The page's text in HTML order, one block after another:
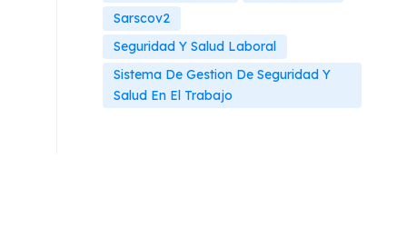
Sarscov2
Seguridad Y Salud Laboral
Sistema De Gestion De Seguridad Y
Salud En El Trabajo